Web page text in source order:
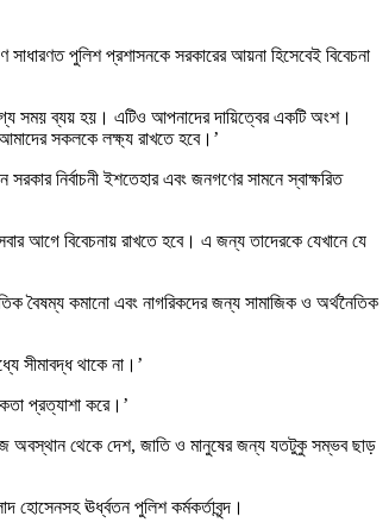
পুলিশ প্রশাসনকে সরকারের আয়না হিসেবেই বিবেচনা
সময় ব্যয় হয়। এটিও আপনাদের দায়িত্বের একটি অংশ।
সকলকে লক্ষ্য রাখতে হবে।’
নির্বাচনী ইশতেহার এবং জনগণের সামনে স্বাক্ষরিত
সবার আগে বিবেচনায় রাখতে হবে। এ জন্য তাদেরকে যেখানে যে
বৈষম্য কমানো এবং নাগরিকদের জন্য সামাজিক ও অর্থনৈতিক
সীমাবদ্ধ থাকে না।’
প্রত্যাশা করে।’
অবস্থান থেকে দেশ, জাতি ও মানুষের জন্য যতটুকু সম্ভব ছাড়
হোসেনসহ ঊর্ধ্বতন পুলিশ কর্মকর্তাবৃন্দ।